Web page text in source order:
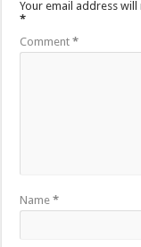
Your email address
*
Comment*
Name*